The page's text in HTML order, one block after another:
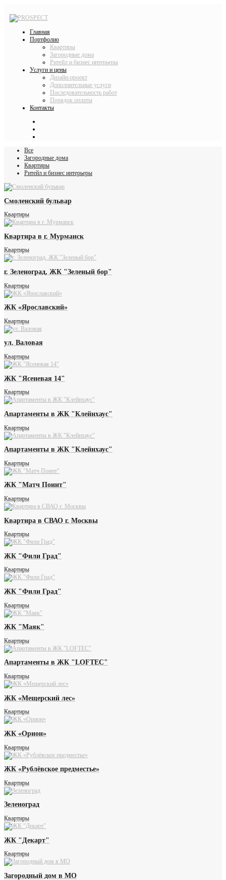
Главная
Портфолио
Квартиры
Загородные дома
Ритейл и бизнес интерьеры
Услуги и цены
Дизайн-проект
Дополнительные услуги
Последовательность работ
Порядок оплаты
Контакты
Все
Загородные дома
Квартиры
Ритейл и бизнес интерьеры
Смоленский бульвар
Квартиры
Квартира в г. Мурманск
Квартиры
г. Зеленоград, ЖК "Зеленый бор"
Квартиры
ЖК «Ярославский»
Квартиры
ул. Валовая
Квартиры
ЖК "Ясеневая 14"
Квартиры
Апартаменты в ЖК "Клейнхаус"
Квартиры
Апартаменты в ЖК "Клейнхаус"
Квартиры
ЖК "Матч Поинт"
Квартиры
Квартира в СВАО г. Москвы
Квартиры
ЖК "Фили Град"
Квартиры
ЖК "Фили Град"
Квартиры
ЖК "Маяк"
Квартиры
Апартаменты в ЖК "LOFTEC"
Квартиры
ЖК «Мещерский лес»
Квартиры
ЖК «Орион»
Квартиры
ЖК «Рублёвское предместье»
Квартиры
Зеленоград
Квартиры
ЖК "Декарт"
Квартиры
Загородный дом в МО